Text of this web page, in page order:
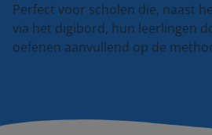
Perfect voor scholen die, naast
via het digibord, hun leerlingen
oefenen aanvullend op de